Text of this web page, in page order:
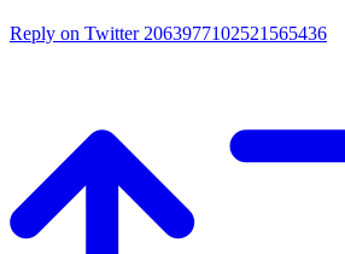
Reply on Twitter 2063977102521565436